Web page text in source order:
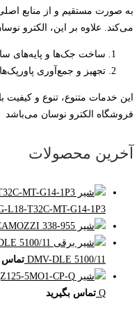
به صورت مستقیم و از منابع
می‌کند. علاوه بر این، الکترو
ساخت جک‌ها و پایه‌های
تجهیز و جمع‌آوری
این خدمات متنوع، تنوع و
فروشگاه الکترو نوسان می‌باشد
آخرین محصولات
L18-T32C-MT-G14-1P3
DMV-DLE 5100/11 تماس
Q تماس بگیرید